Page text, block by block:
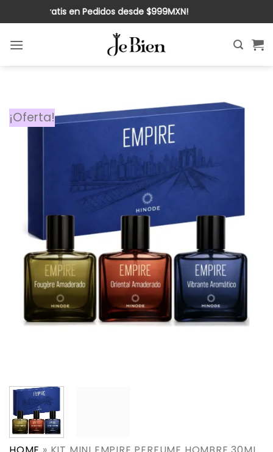
al
contenido
¡Envío Gratis en Pedidos desde $999MXN!
¡Oferta!